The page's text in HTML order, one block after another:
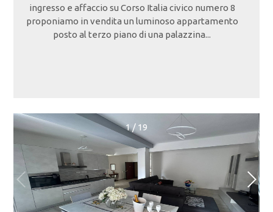
ingresso e affaccio su Corso Italia civico numero 8
proponiamo in vendita un luminoso appartamento
posto al terzo piano di una palazzina...
1/ 19